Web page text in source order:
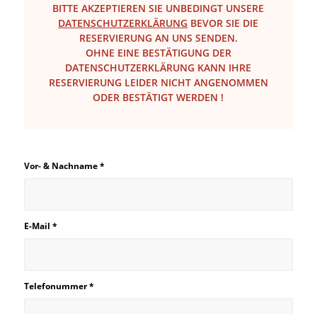
BITTE AKZEPTIEREN SIE UNBEDINGT UNSERE
DATENSCHUTZERKLÄRUNG BEVOR SIE DIE
RESERVIERUNG AN UNS SENDEN.
OHNE EINE BESTÄTIGUNG DER
DATENSCHUTZERKLÄRUNG KANN IHRE
RESERVIERUNG LEIDER NICHT ANGENOMMEN
ODER BESTÄTIGT WERDEN !
Vor- & Nachname*
E-Mail *
Telefonummer*